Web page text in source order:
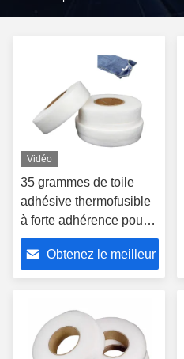
Vidéo
35 grammes de toile
adhésive thermofusible
à forte adhérence pour
usage industriel
Obtenez le meilleur